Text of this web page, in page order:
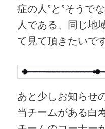
症の人”と”そうで
人である、同じ地
て見て頂きたいで
あと少しお知らせ
当チームがある白